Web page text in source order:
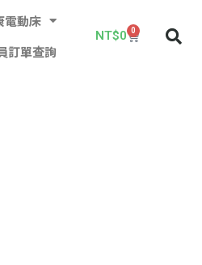
電動床
訂單查詢
NT$0 0